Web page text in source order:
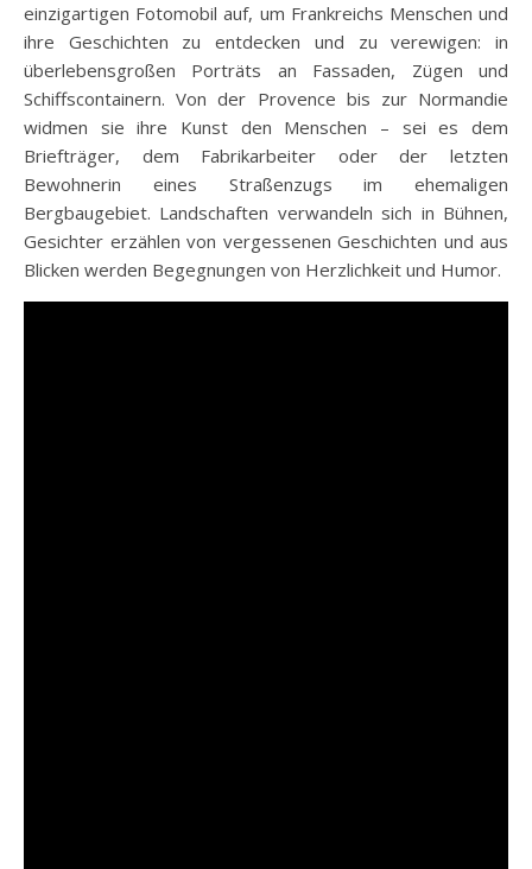
einzigartigen Fotomobil auf, um Frankreichs Menschen und
ihre Geschichten zu entdecken und zu verewigen: in
überlebensgroßen Porträts an Fassaden, Zügen und
Schiffscontainern. Von der Provence bis zur Normandie
widmen sie ihre Kunst den Menschen – sei es dem
Briefträger, dem Fabrikarbeiter oderder letzten
Bewohnerin eines Straßenzugs im ehemaligen
Bergbaugebiet. Landschaften verwandeln sich in Bühnen,
Gesichter erzählen von vergessenen Geschichten und aus
Blicken werden Begegnungen von Herzlichkeit und Humor.